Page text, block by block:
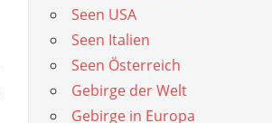
Seen USA
Seen Italien
Seen Österreich
Gebirge der Welt
Gebirge in Europa